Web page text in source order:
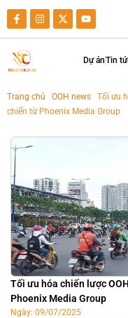
Dự ánTin
Trang chủ OOH news
Tối ưu
chiến từ Phoenix Media Group
Tối ưu hóa chiến lược
Phoenix Media Group
Ngày: 09/07/2025